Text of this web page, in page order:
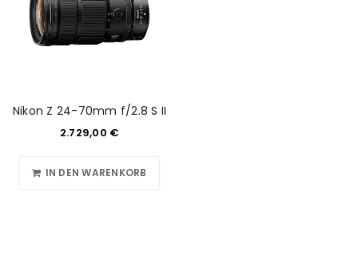
Nikon Z 24-70mm f/2.8 S II
2.729,00 €
IN DEN WARENKORB